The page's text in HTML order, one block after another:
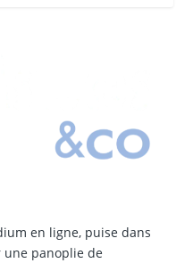
en ligne, puise dans
panoplie de